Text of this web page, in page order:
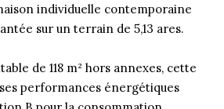
individuelle contemporaine
sur un terrain de 5,13 ares.
de 118 m² hors annexes, cette
performances énergétiques